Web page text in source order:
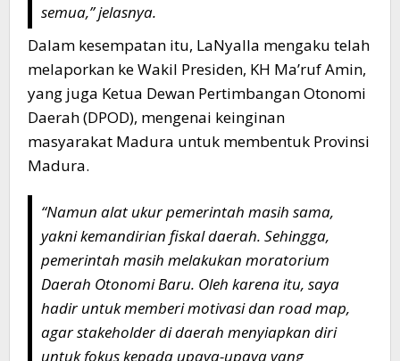
semua,” jelasnya.
Dalam kesempatan itu, LaNyalla mengaku telah
melaporkan ke Wakil Presiden, KH Ma’ruf Amin,
yang juga Ketua Dewan Pertimbangan Otonomi
Daerah (DPOD), mengenai keinginan
masyarakat Madura untuk membentuk Provinsi
Madura.
“Namun alat ukur pemerintah masih sama,
yakni kemandirian fiskal daerah. Sehingga,
pemerintah masih melakukan moratorium
Daerah Otonomi Baru. Oleh karena itu, saya
hadir untuk memberi motivasi dan road map,
agar stakeholder di daerah menyiapkan diri
untuk fokus kepada upaya-upaya yang